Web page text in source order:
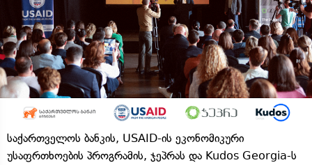
საქართველოს ბანკის, USAID-ის ეკონომიკური
უსაფრთხოების პროგრამის, ჯეპრას და Kudos Georgia-ს